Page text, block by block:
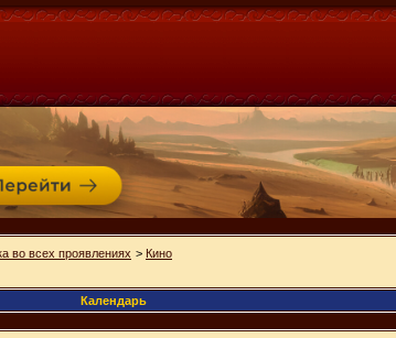
во всех проявлениях > Кино
Календарь